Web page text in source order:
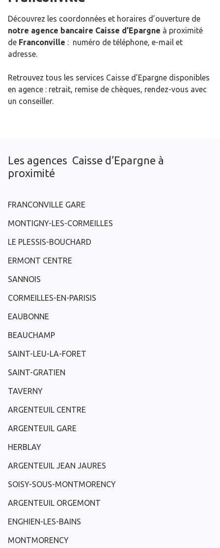
Découvrez les coordonnées et horaires d’ouverture de
notre agence bancaire Caisse d’Epargne à proximité
de Franconville : numéro de téléphone, e-mail et
adresse.
Retrouvez tous les services Caisse d’Epargne disponibles
en agence : retrait, remise de chèques, rendez-vous avec
un conseiller.
Les agences Caisse d’Epargne à
proximité
FRANCONVILLE GARE
MONTIGNY-LES-CORMEILLES
LE PLESSIS-BOUCHARD
ERMONT CENTRE
SANNOIS
CORMEILLES-EN-PARISIS
EAUBONNE
BEAUCHAMP
SAINT-LEU-LA-FORET
SAINT-GRATIEN
TAVERNY
ARGENTEUIL CENTRE
ARGENTEUIL GARE
HERBLAY
ARGENTEUIL JEAN JAURES
SOISY-SOUS-MONTMORENCY
ARGENTEUIL ORGEMONT
ENGHIEN-LES-BAINS
MONTMORENCY